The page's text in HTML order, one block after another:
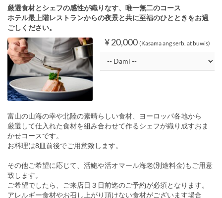
厳選食材とシェフの感性が織りなす、唯一無二のコース
ホテル最上階レストランからの夜景と共に至福のひとときをお過
ごしください。
¥ 20,000 (Kasama ang serb. at buwis)
富山の山海の幸や北陸の素晴らしい食材、ヨーロッパ各地から
厳選して仕入れた食材を組み合わせて作るシェフが織り成すおま
かせコースです。
お料理は8皿前後でご用意致します。
その他ご希望に応じて、活鮑や活オマール海老(別途料金)もご用意
致します。
ご希望でしたら、ご来店日３日前迄のご予約が必須となります。
アレルギー食材やお召し上がり頂けない食材がございます場合